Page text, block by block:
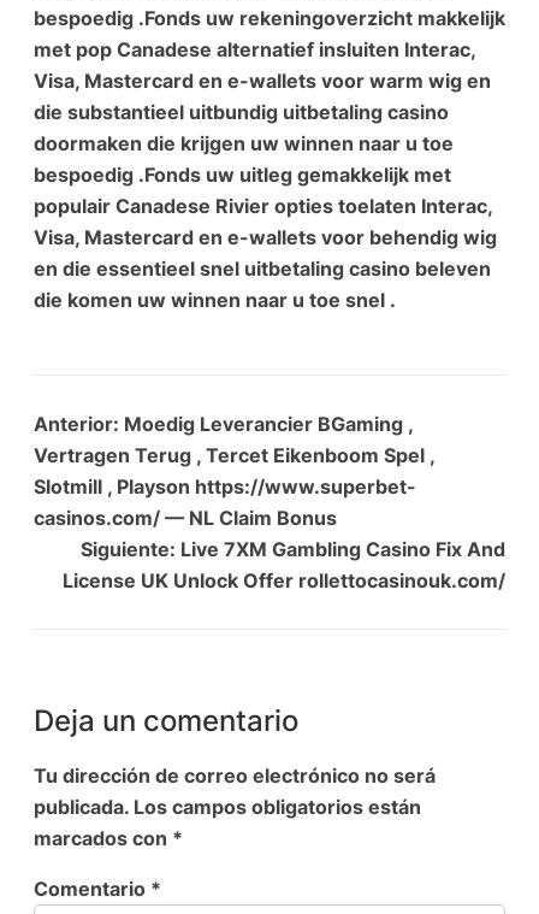
bespoedig .Fonds uw rekeningoverzicht makkelijk
met pop Canadese alternatief insluiten Interac,
Visa, Mastercard en e-wallets voor warm wig en
die substantieel uitbundig uitbetaling casino
doormaken die krijgen uw winnen naar u toe
bespoedig .Fonds uw uitleg gemakkelijk met
populair Canadese Rivier opties toelaten Interac,
Visa, Mastercard en e-wallets voor behendig wig
en die essentieel snel uitbetaling casino beleven
die komen uw winnen naar u toe snel .
Anterior: Moedig Leverancier BGaming ,
Vertragen Terug , Tercet Eikenboom Spel ,
Slotmill , Playson https://www.superbet-
casinos.com/ — NL Claim Bonus
Siguiente: Live 7XM Gambling Casino Fix And
License UK Unlock Offer rollettocasinouk.com/
Deja un comentario
Tu dirección de correo electrónico no será
publicada. Los campos obligatorios están
marcados con *
Comentario *